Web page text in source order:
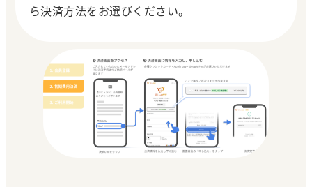
ら決済方法をお選びください。